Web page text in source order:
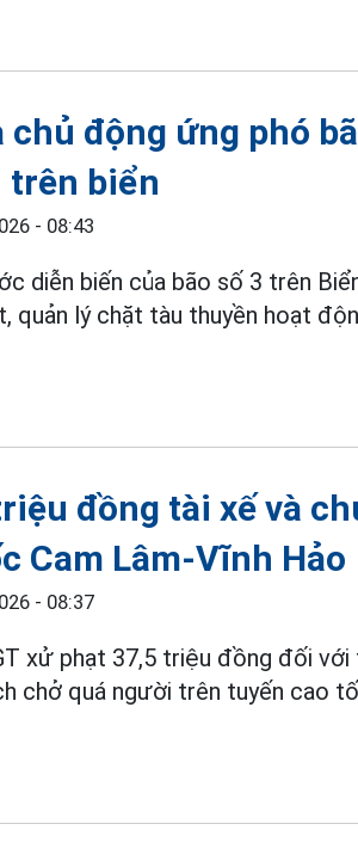
chủ động ứng phó
trên biển
- 08:43
diễn biến của bão số 3 trên
quản lý chặt tàu thuyền hoạt
đồng tài xế và
Cam Lâm-Vĩnh Hảo
- 08:37
xử phạt 37,5 triệu đồng đối
chở quá người trên tuyến cao